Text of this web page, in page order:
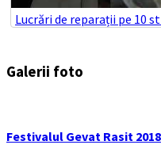
Lucrări de reparații pe 10
Galerii foto
Festivalul Gevat Rasit 2018